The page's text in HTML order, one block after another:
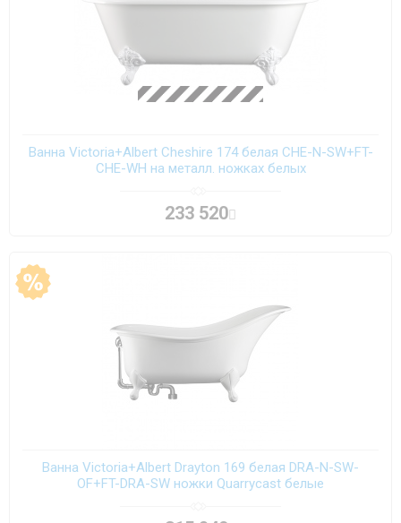
Ванна Victoria+Albert Cheshire 174 белая CHE-N-SW+FT-
CHE-WH на металл. ножках белых
233 520
Ванна Victoria+Albert Drayton 169 белая DRA-N-SW-
OF+FT-DRA-SW ножки Quarrycast белые